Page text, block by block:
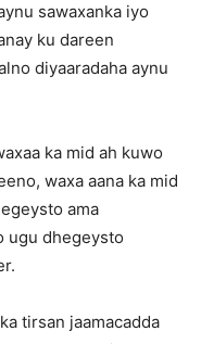
sawaxanka iyo
ku dareen
diyaaradaha aynu
ka mid ah kuwo
waxa aana ka mid
ama
ugu dhegeysto
tirsan jaamacadda